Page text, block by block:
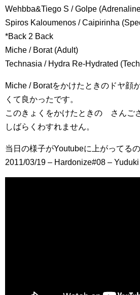
Wehbba&Tiego S / Golpe
Spiros Kaloumenos / Caipirinha
*Back 2 Back
Miche / Borat (Adult)
Technasia / Hydra Re-Hydrated
Miche / Boratをかけたときのドヤ顔
くて良かったです。
このきょくをかけたときの さんご
しばらくわすれません。
当日の様子がYoutubeに上がってる
2011/03/19 – Hardonize#08 – Yuduki